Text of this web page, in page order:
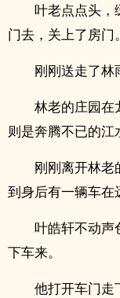
叶老点点头，
门去，关上了房门。
刚刚送走了林
林老的庄园在
则是奔腾不已的江
刚刚离开林老
到身后有一辆车在
叶皓轩不动声
下车来。
他打开车门走